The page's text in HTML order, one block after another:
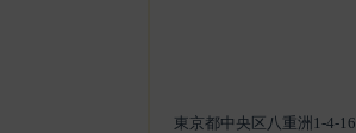
東京都中央区八重洲1-4-16